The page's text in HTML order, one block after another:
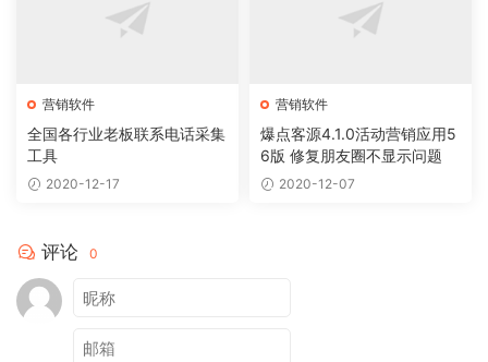
营销软件
全国各行业老板联系电话采集
工具
2020-12-17
营销软件
爆点客源4.1.0活动营销应用5
6版 修复朋友圈不显示问题
2020-12-07
评论 0